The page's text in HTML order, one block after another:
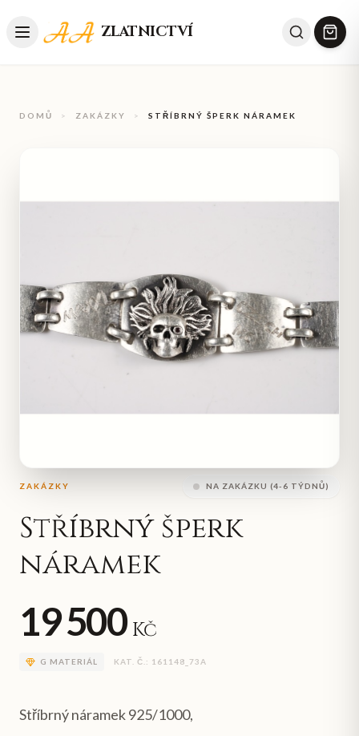
ZLATNICTVÍ
DOMŮ > ZAKÁZKY > STŘÍBRNÝ ŠPERK NÁRAMEK
ZAKÁZKY NA ZAKÁZKU (4-6 TÝDNŮ)
Stříbrný šperk
náramek
19 500 Kč
G MATERIÁL KAT. Č.: 161148_73A
Stříbrný náramek 925/1000,